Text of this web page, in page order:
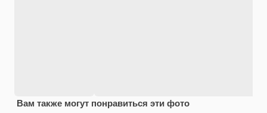
Вам также могут понравиться эти фото